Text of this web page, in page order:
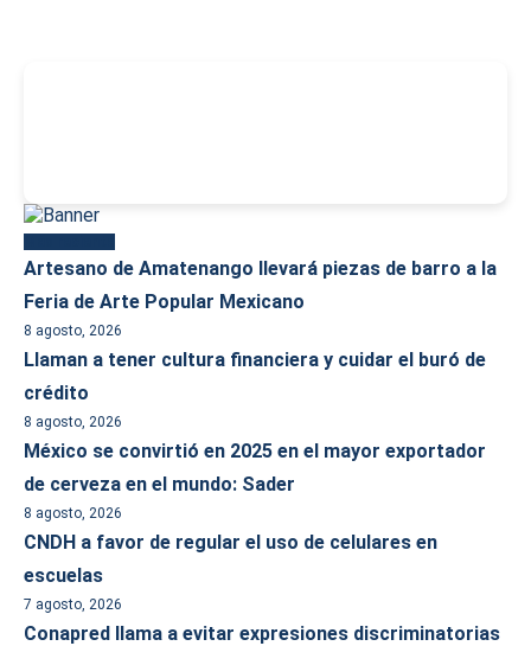
Artesano de Amatenango llevará piezas de barro a la
Feria de Arte Popular Mexicano
8 agosto, 2026
Llaman a tener cultura financiera y cuidar el buró de
crédito
8 agosto, 2026
México se convirtió en 2025 en el mayor exportador
de cerveza en el mundo: Sader
8 agosto, 2026
CNDH a favor de regular el uso de celulares en
escuelas
7 agosto, 2026
Conapred llama a evitar expresiones discriminatorias